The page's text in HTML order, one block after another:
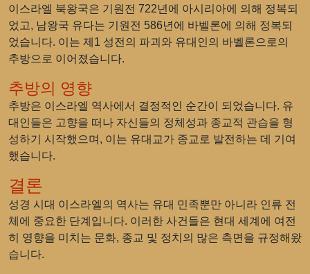
이스라엘 북왕국은 기원전 722년에 아시리아에 의해 정복되
었고, 남왕국 유다는 기원전 586년에 바벨론에 의해 정복되
었습니다. 이는 제1 성전의 파괴와 유대인의 바벨론으로의
추방으로 이어졌습니다.
추방의 영향
추방은 이스라엘 역사에서 결정적인 순간이 되었습니다. 유
대인들은 고향을 떠나 자신들의 정체성과 종교적 관습을 형
성하기 시작했으며, 이는 유대교가 종교로 발전하는 데 기여
했습니다.
결론
성경 시대 이스라엘의 역사는 유대 민족뿐만 아니라 인류 전
체에 중요한 단계입니다. 이러한 사건들은 현대 세계에 여전
히 영향을 미치는 문화, 종교 및 정치의 많은 측면을 규정해왔
습니다.